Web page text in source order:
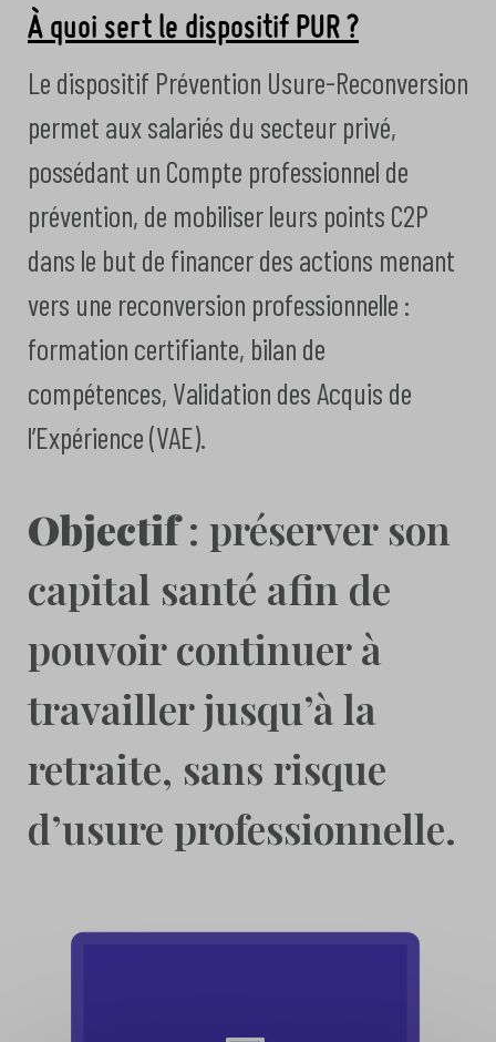
À quoi sert le dispositif PUR ?
Le dispositif Prévention Usure-Reconversion
permet aux salariés du secteur privé,
possédant un Compte professionnel de
prévention, de mobiliser leurs points C2P
dans le but de financer des actions menant
vers une reconversion professionnelle :
formation certifiante, bilan de
compétences, Validation des Acquis de
l’Expérience (VAE).
Objectif: préserver son
capital santé afin de
pouvoir continuer à
travailler jusqu’à la
retraite, sans risque
d’usure professionnelle.